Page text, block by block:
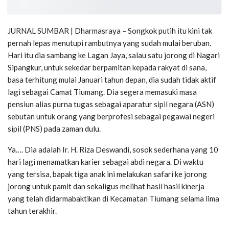
JURNAL SUMBAR | Dharmasraya – Songkok putih itu kini tak
pernah lepas menutupi rambutnya yang sudah mulai beruban.
Hari itu dia sambang ke Lagan Jaya, salau satu jorong di Nagari
Sipangkur, untuk sekedar berpamitan kepada rakyat di sana,
basa terhitung mulai Januari tahun depan, dia sudah tidak aktif
lagi sebagai Camat Tiumang. Dia segera memasuki masa
pensiun alias purna tugas sebagai aparatur sipil negara (ASN)
sebutan untuk orang yang berprofesi sebagai pegawai negeri
sipil (PNS) pada zaman dulu.
Ya…. Dia adalah Ir. H. Riza Deswandi, sosok sederhana yang 10
hari lagi menamatkan karier sebagai abdi negara. Di waktu
yang tersisa, bapak tiga anak ini melakukan safari ke jorong
jorong untuk pamit dan sekaligus melihat hasil hasil kinerja
yang telah didarmabaktikan di Kecamatan Tiumang selama lima
tahun terakhir.